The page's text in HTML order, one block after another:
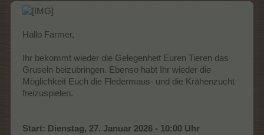
Hallo Farmer,
Ihr bekommt wieder die Gelegenheit Euren Tieren das
Gruseln beizubringen. Ebenso habt Ihr wieder die
Möglichkeit Euch die Fledermaus- und die Krähenzucht
freizuspielen.
Start: Dienstag, 27. Januar 2026 - 10:00 Uhr